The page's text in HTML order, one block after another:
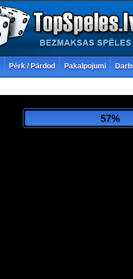
Pērk / Pārdod Pakalpojumi
61%